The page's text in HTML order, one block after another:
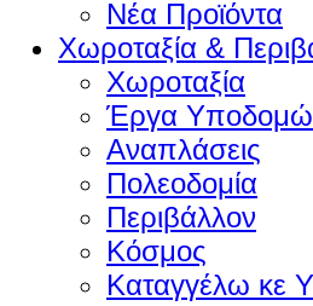
Νέα Προϊόντα
Χωροταξία &
Χωροταξία
Έργα
Αναπλάσεις
Πολεοδομία
Περιβάλλον
Κόσμος
Καταγγέλω κε